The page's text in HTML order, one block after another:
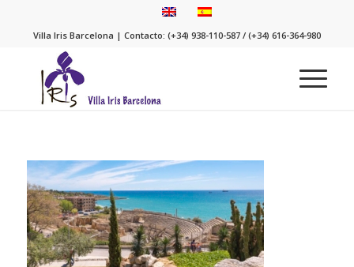
Villa Iris Barcelona | Contacto: (+34) 938-110-587 / (+34) 616-364-980